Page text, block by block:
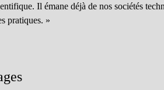
Il émane déjà de nos sociétés
pratiques. »